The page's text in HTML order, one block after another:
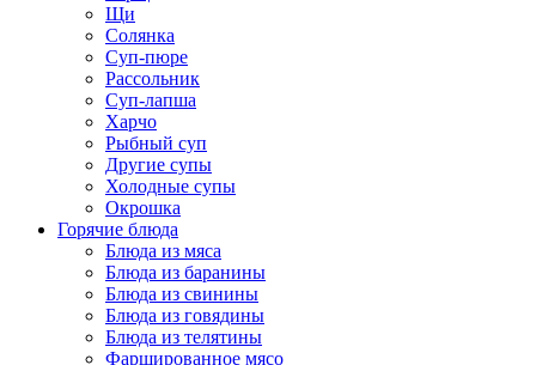
Щи
Солянка
Суп-пюре
Рассольник
Суп-лапша
Харчо
Рыбный суп
Другие супы
Холодные супы
Окрошка
Горячие блюда
Блюда из мяса
Блюда из баранины
Блюда из свинины
Блюда из говядины
Блюда из телятины
Фаршированное мясо